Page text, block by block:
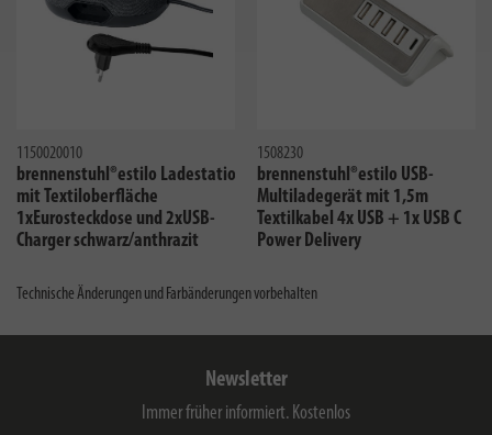
1150020010
brennenstuhl®estilo Ladestation
mit Textiloberfläche
1xEurosteckdose und 2xUSB-
Charger schwarz/anthrazit
1508230
brennenstuhl®estilo USB-
Multiladegerät mit 1,5m
Textilkabel 4x USB + 1x USB C
Power Delivery
Technische Änderungen und Farbänderungen vorbehalten
Newsletter
Immer früher informiert. Kostenlos